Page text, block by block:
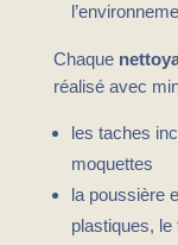
Chaque
réalisé avec
les taches
moquettes
la poussière
plastiques, le